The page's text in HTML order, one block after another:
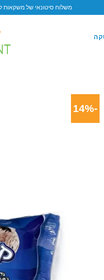
משלוח סיטונאי של משקאות לכל
-14%